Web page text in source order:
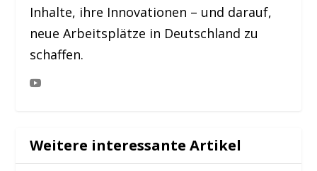
Inhalte, ihre Innovationen – und darauf,
neue Arbeitsplätze in Deutschland zu
schaffen.
Weitere interessante Artikel